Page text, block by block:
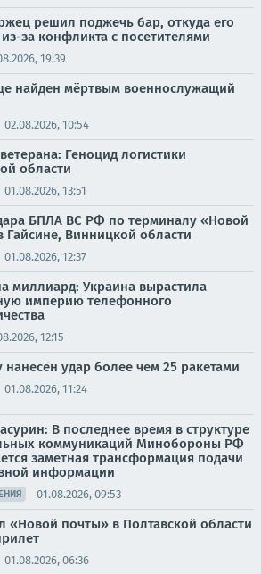
решил поджечь бар, откуда его
за конфликта с посетителями
19:39
найден мёртвым военнослужащий
02.08.2026, 10:54
Геноцид логистики
области
01.08.2026, 13:51
БПЛА ВС РФ по терминалу «Новой
Гайсине, Винницкой области
01.08.2026, 12:37
миллиард: Украина вырастила
империю телефонного
12:15
нанесён удар более чем 25 ракетами
01.08.2026, 11:24
В последнее время в структуре
коммуникаций Минобороны РФ
заметная трансформация подачи
информации
01.08.2026, 09:53
«Новой почты» в Полтавской области
01.08.2026, 06:36